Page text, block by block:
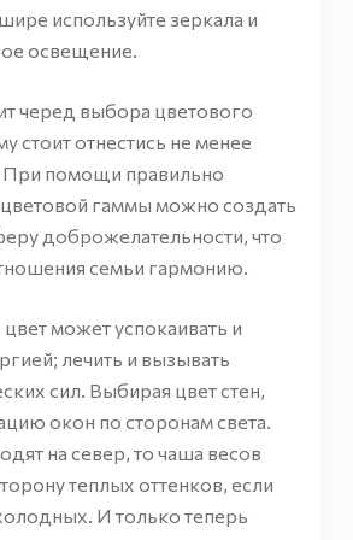
используйте зеркала и
освещение.
черед выбора цветового
стоит отнестись не менее
При помощи правильно
гаммы можно создать
доброжелательности, что
семьи гармонию.
может успокаивать и
лечить и вызывать
сил. Выбирая цвет стен,
окон по сторонам света.
на север, то чаша весов
теплых оттенков, если
И только теперь